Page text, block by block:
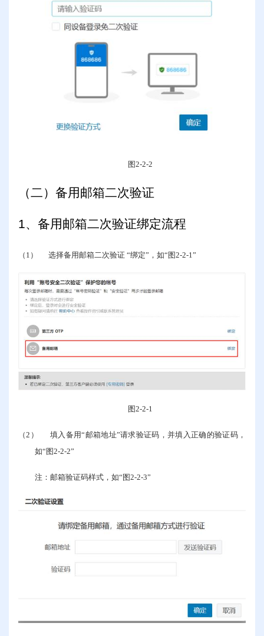
图2-2-2
（二）备用邮箱二次验证
1、备用邮箱二次验证绑定流程
（1） 选择备用邮箱二次验证 “绑定”，如“图2-2-1 ”
图2-2-1
（2）
填入备用“邮箱地址”请求验证码，并填入正确的验证码，
如“图 2-2-2”
注：邮箱验证码样式，如“图 2-2-3”